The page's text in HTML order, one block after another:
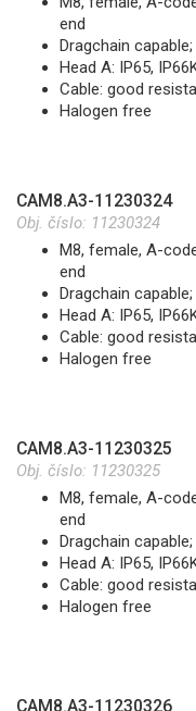
end
Dragchain
Head A: IP65,
Cable: good
Halogen free
CAM8.A3-11230324
Obj. číslo: 11230324
M8, female, A-
end
Dragchain
Head A: IP65,
Cable: good
Halogen free
CAM8.A3-11230325
Obj. číslo: 11230325
M8, female, A-
end
Dragchain
Head A: IP65,
Cable: good
Halogen free
CAM8.A3-11230326